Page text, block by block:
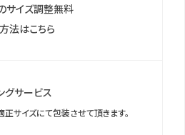
保証の控えとなりますので大切に保
いします。
書が必須となります。
サイズ調整無料
法はこちら
グサービス
サイズにて包装させて頂きます。